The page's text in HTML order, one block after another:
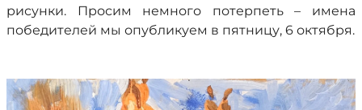
рисунки. Просим немного потерпеть – имена
победителей мы опубликуем в пятницу, 6 октября.